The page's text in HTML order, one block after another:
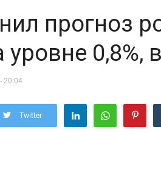
прогноз
уровне 0,8%,
20:04
Twitter